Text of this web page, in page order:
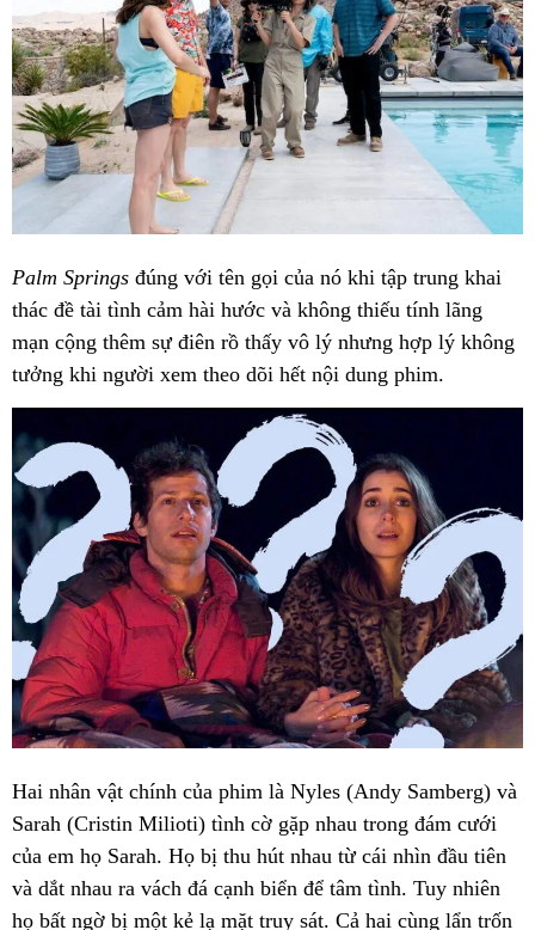
Palm Springs đúng với tên gọi của nó khi tập trung khai
thác đề tài tình cảm hài hước và không thiếu tính lãng
mạn cộng thêm sự điên rồ thấy vô lý nhưng hợp lý không
tưởng khi người xem theo dõi hết nội dung phim.
Hai nhân vật chính của phim là Nyles (Andy Samberg) và
Sarah (Cristin Milioti) tình cờ gặp nhau trong đám cưới
của em họ Sarah. Họ bị thu hút nhau từ cái nhìn đầu tiên
và dắt nhau ra vách đá cạnh biển để tâm tình. Tuy nhiên
họ bất ngờ bị một kẻ lạ mặt truy sát. Cả hai cùng lẩn trốn